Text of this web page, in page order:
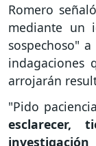
Romero
mediante un
sospechoso"
indagaciones
arrojarán
"Pido
esclarecer,